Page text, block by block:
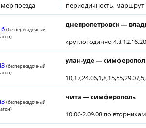
поезда периодичность, маршрут
(беспересадочный
днепропетровск —
круглогодично
(беспересадочный
улан-уде —
(беспересадочный
чита — симферополь
10.06-2.09.08 по вторникам